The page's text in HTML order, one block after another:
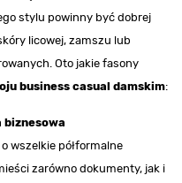
stylu powinny być dobrej
licowej, zamszu lub
Oto jakie fasony
business casual damskim:
wszelkie półformalne
zarówno dokumenty, jak i